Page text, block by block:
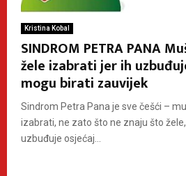
Kristina Kobal
SINDROM PETRA PANA
žele izabrati jer ih
mogu birati zauvijek
Sindrom Petra Pana je sve češći –
izabrati, ne zato što ne znaju što
uzbuđuje osjećaj...